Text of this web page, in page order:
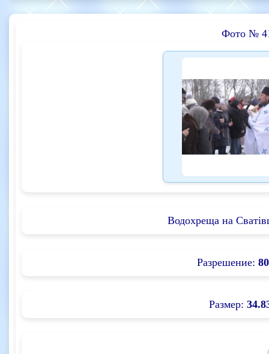
Фото №
Водохреща на
Разрешение:
Размер: